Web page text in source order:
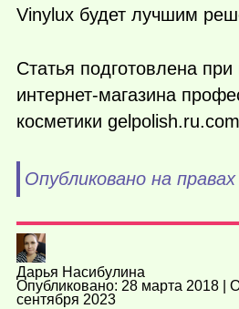
Vinylux будет лучшим
Статья подготовлена
интернет-магазина
косметики gelpolish.ru.com
Опубликовано на
Дарья Насибулина
Опубликовано: 28 марта 2018 |
сентября 2023